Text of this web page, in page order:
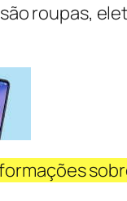
roupas,